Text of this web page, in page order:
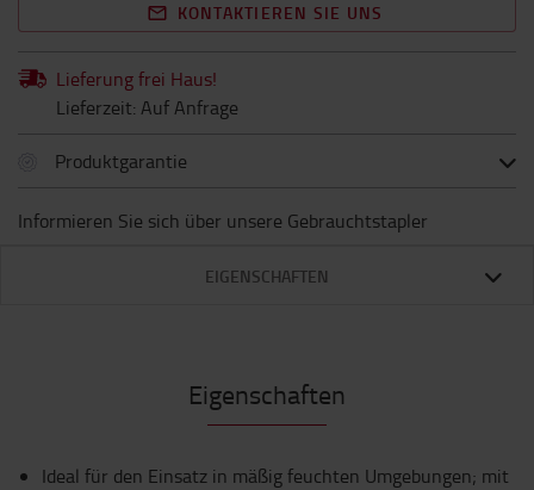
KONTAKTIEREN SIE UNS
Lieferung frei Haus!
Lieferzeit: Auf Anfrage
Produktgarantie
Informieren Sie sich über unsere Gebrauchtstapler
EIGENSCHAFTEN
Eigenschaften
Ideal für den Einsatz in mäßig feuchten Umgebungen; mit